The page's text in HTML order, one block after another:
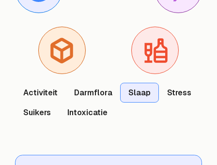
Activiteit Darmflora Slaap Stress
Suikers Intoxicatie